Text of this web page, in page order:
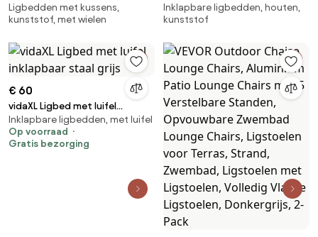
Met Akelia-kussen Grijs –
Grafiet - Sklum
Ligbedden met kussens,
kunststof, met wielen
Valerys Grijs – Grafiet - Sklum
Inklapbare ligbedden, houten,
kunststof
€ 60
vidaXL Ligbed met luifel
inklapbaar staal grijs
Inklapbare ligbedden, met luifel
Op voorraad
Gratis bezorging